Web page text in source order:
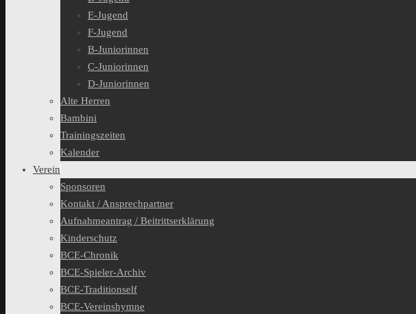
E-Jugend
F-Jugend
B-Juniorinnen
C-Juniorinnen
D-Juniorinnen
Alte Herren
Bambini
Trainingszeiten
Kalender
Verein
Sponsoren
Kontakt / Ansprechpartner
Aufnahmeantrag / Beitrittserklärung
Kinderschutz
BCE-Chronik
BCE-Spieler-Archiv
BCE-Traditionself
BCE-Vereinshymne